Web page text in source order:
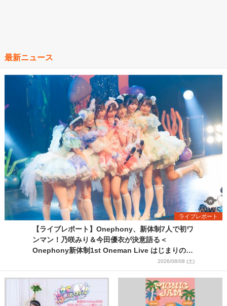
最新ニュース
ライブレポート
【ライブレポート】Onephony、新体制7人で初ワ
ンマン！乃咲みり＆今田優衣が決意語る＜
Onephony新体制1st Oneman Live はじまりの夏
2026/08/08 (土)